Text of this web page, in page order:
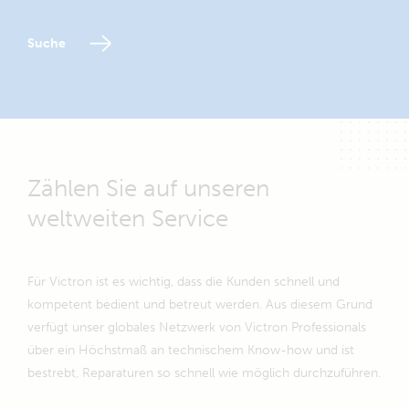
Suche
Zählen Sie auf unseren
weltweiten Service
Für Victron ist es wichtig, dass die Kunden schnell und
kompetent bedient und betreut werden. Aus diesem Grund
verfügt unser globales Netzwerk von Victron Professionals
über ein Höchstmaß an technischem Know-how und ist
bestrebt, Reparaturen so schnell wie möglich durchzuführen.